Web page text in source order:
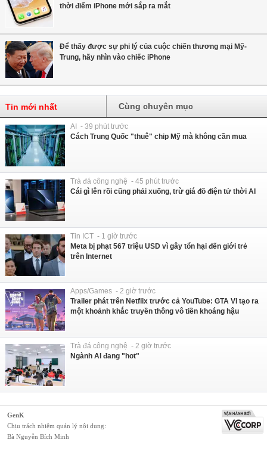
thời điểm iPhone mới sắp ra mắt
Để thấy được sự phi lý của cuộc chiến thương mại Mỹ-
Trung, hãy nhìn vào chiếc iPhone
Tin mới nhất Cùng chuyên mục
AI - 39 phút trước
Cách Trung Quốc "thuê" chip Mỹ mà không cần mua
Trà đá công nghệ - 45 phút trước
Cái gì lên rồi cũng phải xuống, trừ giá đồ điện tử thời AI
Tin ICT - 1 giờ trước
Meta bị phạt 567 triệu USD vì gây tổn hại đến giới trẻ
trên Internet
Apps/Games - 2 giờ trước
Trailer phát trên Netflix trước cả YouTube: GTA VI tạo ra
một khoảnh khắc truyền thông vô tiền khoáng hậu
Trà đá công nghệ - 2 giờ trước
Ngành AI đang "hot"
GenK
Chịu trách nhiệm quản lý nội dung:
Bà Nguyễn Bích Minh